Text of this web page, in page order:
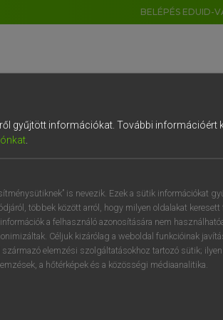
BELÉPÉS EDUID-
gyűjtött információkat. További információért
.
is nevezik. Ezek a sütik információkat
többek között arról, hogy milyen oldalakat keresett
a felhasználó azonosítására nem
Céljuk kizárólag a weboldal funkcióinak
elemzési szolgáltatásokhoz tartozó sütik;
a hőtérképek és a közösségi médiaanalitika.
NL
4 5 6 7 8 9
e r t z u i
f g h j k l é
x c v b n m , .